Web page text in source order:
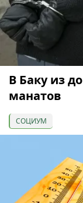
В Баку из
манатов
СОЦИУМ